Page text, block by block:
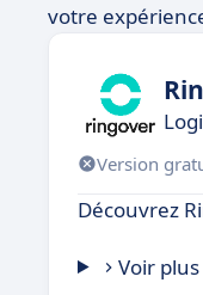
votre
Version
Découvrez
Voir